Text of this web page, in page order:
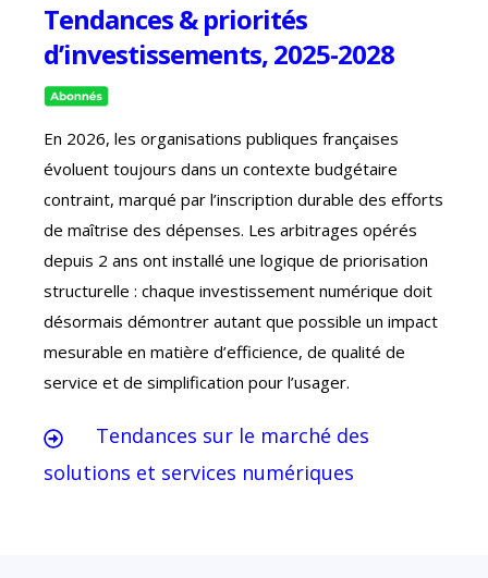
Tendances & priorités
d’investissements, 2025-2028
En 2026, les organisations publiques françaises
évoluent toujours dans un contexte budgétaire
contraint, marqué par l’inscription durable des efforts
de maîtrise des dépenses. Les arbitrages opérés
depuis 2 ans ont installé une logique de priorisation
structurelle : chaque investissement numérique doit
désormais démontrer autant que possible un impact
mesurable en matière d’efficience, de qualité de
service et de simplification pour l’usager.
Tendances sur le marché des
solutions et services numériques